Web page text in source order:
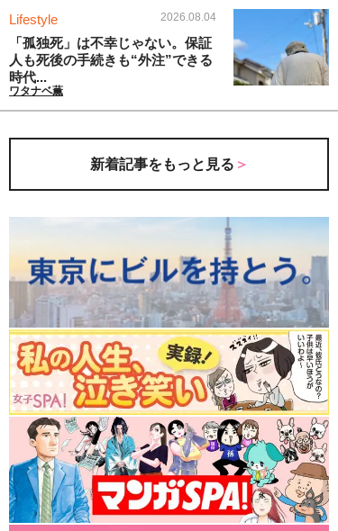
Lifestyle 2026.08.04
「孤独死」は不幸じゃない。保証
人も死後の手続きも“外注”できる
時代...
ワタナベ薫
新着記事をもっと見る